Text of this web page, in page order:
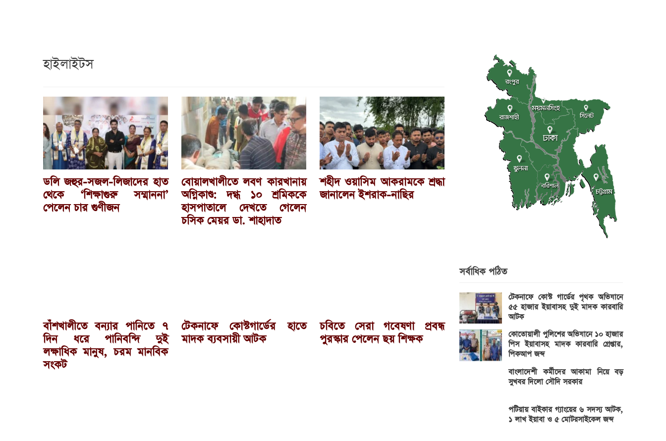
হাইলাইটস
ডলি জহুর-সজল-লিজাদের হাত
থেকে ‘শিক্ষাগুরু সম্মাননা’
পেলেন চার গুণীজন
বোয়ালখালীতে লবণ কারখানায়
অগ্নিকাণ্ড: দগ্ধ ১০ শ্রমিককে
হাসপাতালে দেখতে গেলেন
চসিক মেয়র ডা. শাহাদাত
শহীদ ওয়াসিম আকরামকে শ্রদ্ধা
জানালেন ইশরাক-নাছির
বাঁশখালীতে বন্যার পানিতে ৭
দিন ধরে পানিবন্দি দুই
লক্ষাধিক মানুষ, চরম মানবিক
সংকট
টেকনাফে কোস্টগার্ডের হাতে
মাদক ব্যবসায়ী আটক
চবিতে সেরা গবেষণা প্রবন্ধ
পুরস্কার পেলেন ছয় শিক্ষক
সর্বাধিক পঠিত
টেকনাফে কোস্ট গার্ডের পৃথক অভিযানে
৫৫ হাজার ইয়াবাসহ দুই মাদক কারবারি
আটক
কোতোয়ালী পুলিশের অভিযানে ১০ হাজার
পিস ইয়াবাসহ মাদক কারবারি গ্রেপ্তার,
পিকআপ জব্দ
বাংলাদেশী কর্মীদের আকামা নিয়ে বড়
সুখবর দিলো সৌদি সরকার
পটিয়ায় বাইকার গ্যাংয়ের ৬ সদস্য আটক,
১ লাখ ইয়াবা ও ৫ মোটরসাইকেল জব্দ